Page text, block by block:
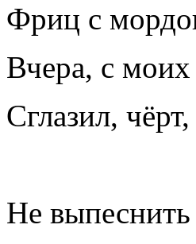
Фриц с
Вчера, с моих
Сглазил,
Не